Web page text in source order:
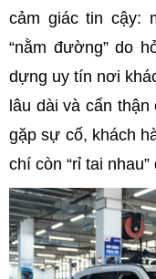
cảm giác tin cậy:
“nằm đường” do
dựng uy tín nơi
lâu dài và cẩn
gặp sự cố, khách
chí còn “rỉ tai